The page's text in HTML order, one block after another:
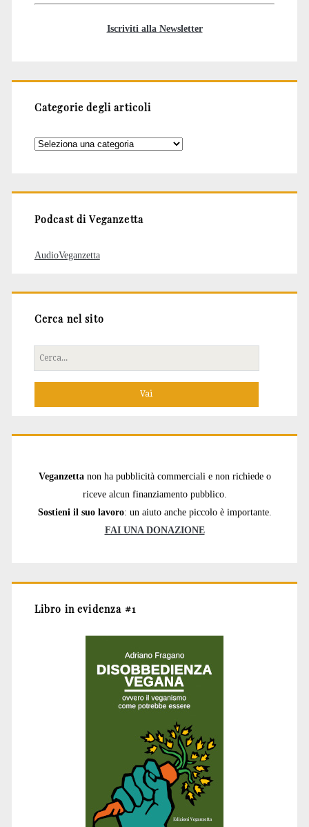
Iscriviti alla Newsletter
Categorie degli articoli
Categorie
Podcast di Veganzetta
AudioVeganzetta
Cerca nel sito
Cerca
per:
Veganzetta non ha pubblicità commerciali e non richiede o
riceve alcun finanziamento pubblico.
Sostieni il suo lavoro: un aiuto anche piccolo è importante.
FAI UNA DONAZIONE
Libro in evidenza #1